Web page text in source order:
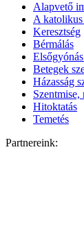
Alapvető
A
Keresztség
Bérmálás
Betegek
Házasság
Szentmise,
Hitoktatás
Temetés
Partnereink: